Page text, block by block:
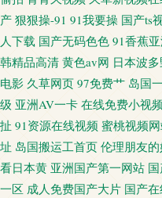
产 狠狠操-91 91我要操 国产ts
人下载 国产无码色色 91香蕉
韩精品高清 黄色av网 日本波
电影 久草网页 97免费艹 岛国
级 亚洲AV一卡 在线免费小视频
扯 91资源在线视频 蜜桃视频
址 岛国搬运工首页 伦理朋友
看日本黄 亚洲国产第一网站
一区 成人免费国产大片 国产